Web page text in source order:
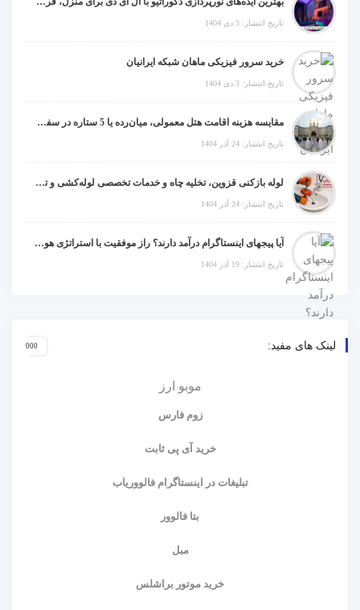
تاریخ انتشار: 3 دی 1404
خرید سرور فیزیکی ماهان شبکه ایرانیان
تاریخ انتشار: 3 دی 1404
مقایسه هزینه اقامت هتل معمولی، میان‌رده یا 5 ستاره در سفر زیارتی عراق
تاریخ انتشار: 24 آذر 1404
لوله بازکنی قزوین، تخلیه چاه و خدمات تخصصی لوله‌کشی و تشخیص ترکیدگی
تاریخ انتشار: 24 آذر 1404
آیا پیجهای اینستاگرام درآمد دارند؟ راز موفقیت با استراتژی هوشمندانه
تاریخ انتشار: 19 آذر 1404
لینک های مفید:
موبو ارز
زوم فارس
خرید آی پی ثابت
تبلیغات در اینستاگرام فالووریاب
بتا فالوور
مبل
خرید موتور براشلس